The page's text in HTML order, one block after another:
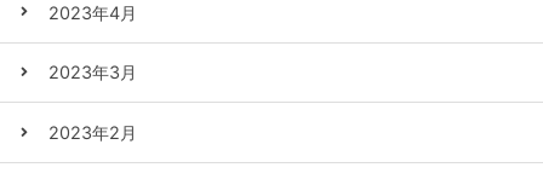
2023年4月
2023年3月
2023年2月